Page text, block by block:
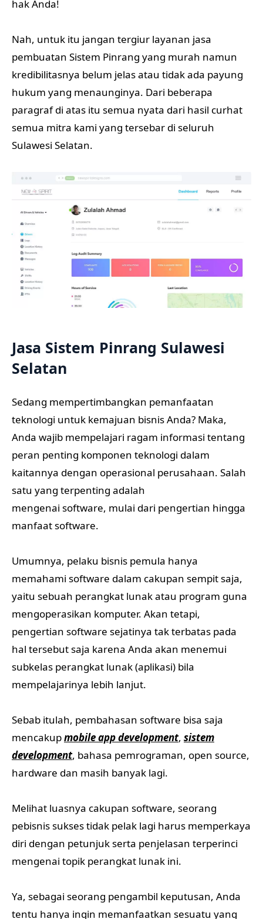
hak Anda!
Nah, untuk itu jangan tergiur layanan jasa
pembuatan Sistem Pinrang yang murah namun
kredibilitasnya belum jelas atau tidak ada payung
hukum yang menaunginya. Dari beberapa
paragraf di atas itu semua nyata dari hasil curhat
semua mitra kami yang tersebar di seluruh
Sulawesi Selatan.
Jasa Sistem Pinrang Sulawesi
Selatan
Sedang mempertimbangkan pemanfaatan
teknologi untuk kemajuan bisnis Anda? Maka,
Anda wajib mempelajari ragam informasi tentang
peran penting komponen teknologi dalam
kaitannya dengan operasional perusahaan. Salah
satu yang terpenting adalah
mengenai software, mulai dari pengertian hingga
manfaat software.
Umumnya, pelaku bisnis pemula hanya
memahami software dalam cakupan sempit saja,
yaitu sebuah perangkat lunak atau program guna
mengoperasikan komputer. Akan tetapi,
pengertian software sejatinya tak terbatas pada
hal tersebut saja karena Anda akan menemui
subkelas perangkat lunak (aplikasi) bila
mempelajarinya lebih lanjut.
Sebab itulah, pembahasan software bisa saja
mencakupmobile app development, sistem
development, bahasa pemrograman, open source,
hardware dan masih banyak lagi.
Melihat luasnya cakupan software, seorang
pebisnis sukses tidak pelak lagi harus memperkaya
diri dengan petunjuk serta penjelasan terperinci
mengenai topik perangkat lunak ini.
Ya, sebagai seorang pengambil keputusan, Anda
tentu hanya ingin memanfaatkan sesuatu yang